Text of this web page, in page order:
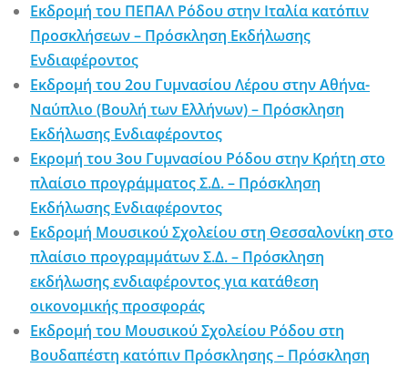
Εκδρομή του ΠΕΠΑΛ Ρόδου στην Ιταλία κατόπιν
Προσκλήσεων – Πρόσκληση Εκδήλωσης
Ενδιαφέροντος
Εκδρομή του 2ου Γυμνασίου Λέρου στην Αθήνα-
Ναύπλιο (Βουλή των Ελλήνων) – Πρόσκληση
Εκδήλωσης Ενδιαφέροντος
Εκρομή του 3ου Γυμνασίου Ρόδου στην Κρήτη στο
πλαίσιο προγράμματος Σ.Δ. – Πρόσκληση
Εκδήλωσης Ενδιαφέροντος
Εκδρομή Μουσικού Σχολείου στη Θεσσαλονίκη στο
πλαίσιο προγραμμάτων Σ.Δ. – Πρόσκληση
εκδήλωσης ενδιαφέροντος για κατάθεση
οικονομικής προσφοράς
Εκδρομή του Μουσικού Σχολείου Ρόδου στη
Βουδαπέστη κατόπιν Πρόσκλησης – Πρόσκληση